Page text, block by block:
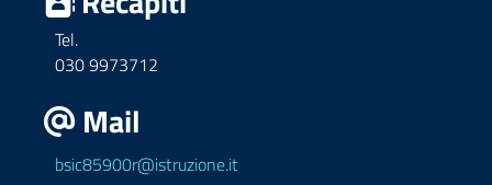
Tel.
030 9973712
Mail
bsic85900r@istruzione.it